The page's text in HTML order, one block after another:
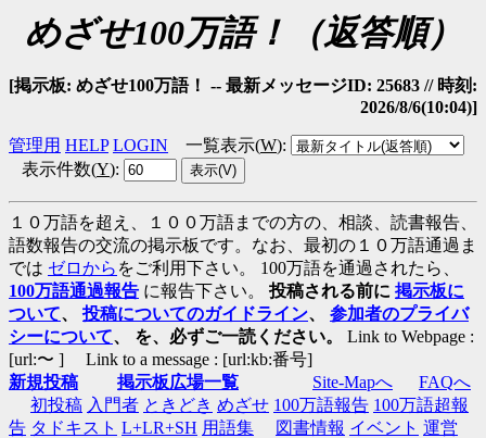
めざせ100万語！（返答順）
[掲示板: めざせ100万語！ -- 最新メッセージID: 25683 // 時刻:
2026/8/6(10:04)]
管理用 HELP LOGIN 一覧表示(W):
表示件数(Y):
１０万語を超え、１００万語までの方の、相談、読書報告、
語数報告の交流の掲示板です。なお、最初の１０万語通過ま
では ゼロから をご利用下さい。 100万語を通過されたら、
100万語通過報告 に報告下さい。 投稿される前に 掲示板に
ついて、 投稿についてのガイドライン、 参加者のプライバ
シーについて、 を、必ずご一読ください。
Link to Webpage :
[url:〜 ] Link to a message : [url:kb:番号]
新規投稿
掲示板広場一覧 Site-Mapへ
FAQへ
初投稿 入門者 ときどき めざせ 100万語報告 100万語超報
告 タドキスト L+LR+SH 用語集 図書情報 イベント 運営